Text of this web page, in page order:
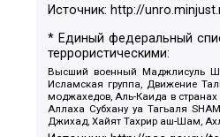
Источник: http://
* Единый федеральный
террористическими:
Высший военный Маджлисуль
Исламская группа, Движение
моджахедов, Аль-Каида в
Аллаха Субхану уа Тагьаля
Джихад, Хайят Тахрир аш-Шам,